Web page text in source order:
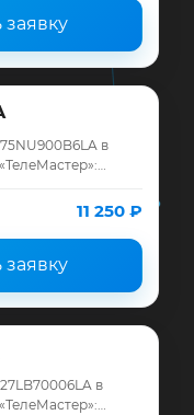
заявку
в
12 месяцев.11 250 ₽
заявку
в